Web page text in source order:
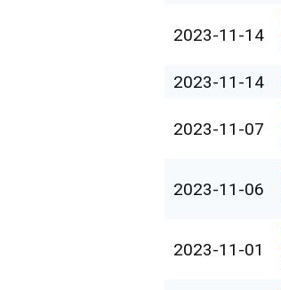
2023-11-14
2023-11-14
2023-11-07
2023-11-06
2023-11-01